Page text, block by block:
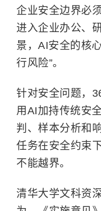
企业安全边界必
进入企业办公、
景，AI安全的核
行风险”。
针对安全问题，
用AI加持传统安
判、样本分析和
任务在安全约束
不能越界。
清华大学文科资